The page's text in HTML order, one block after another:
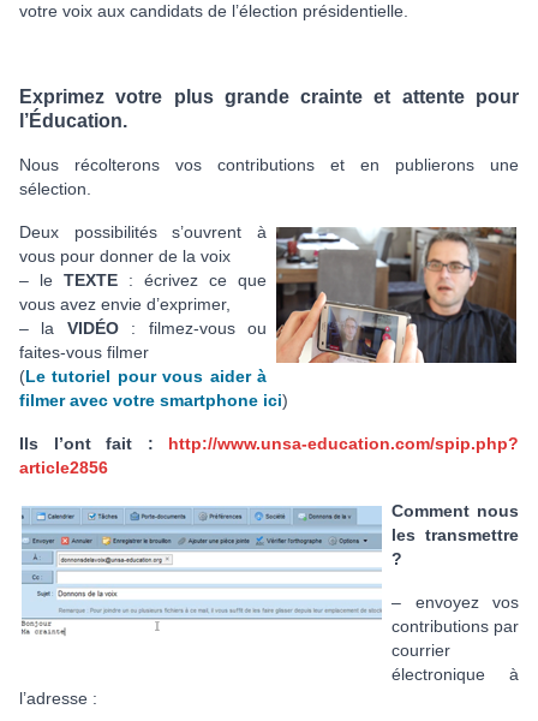
votre voix aux candidats de l’élection présidentielle.
Exprimez votre plus grande crainte et attente pour
l’Éducation.
Nous récolterons vos contributions et en publierons une
sélection.
Deux possibilités s’ouvrent à
vous pour donner de la voix
– le TEXTE : écrivez ce que
vous avez envie d’exprimer,
– la VIDÉO: filmez-vous ou
faites-vous filmer
(Le tutoriel pour vous aider à
filmer avec votre smartphone ici)
Ils l’ont fait : http://www.unsa-education.com/spip.php?
article2856
Comment nous
les transmettre
?
– envoyez vos
contributions par
courrier
électronique à
l’adresse :